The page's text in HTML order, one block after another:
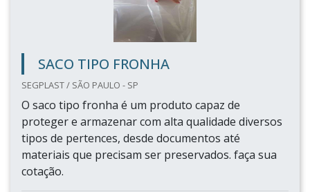
SACO TIPO FRONHA
SEGPLAST / SÃO PAULO - SP
O saco tipo fronha é um produto capaz de
proteger e armazenar com alta qualidade diversos
tipos de pertences, desde documentos até
materiais que precisam ser preservados. faça sua
cotação.